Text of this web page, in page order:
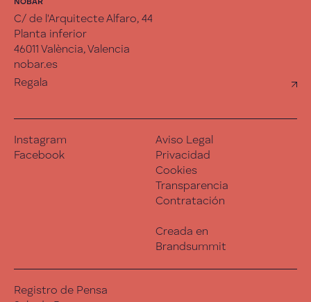
NOBAR
C/ de l'Arquitecte Alfaro, 44
Planta inferior
46011 València, Valencia
nobar.es
Regala
Instagram
Facebook
Aviso Legal
Privacidad
Cookies
Transparencia
Contratación
Creada en
Brandsummit
Registro de Pensa